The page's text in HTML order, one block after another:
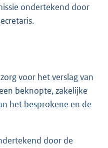
ondertekend door
voor het verslag van
beknopte, zakelijke
het besprokene en de
door de